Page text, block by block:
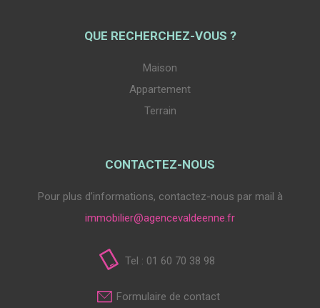
QUE RECHERCHEZ-VOUS ?
Maison
Appartement
Terrain
CONTACTEZ-NOUS
Pour plus d’informations, contactez-nous par mail à
immobilier@agencevaldeenne.fr
Tel : 01 60 70 38 98
Formulaire de contact